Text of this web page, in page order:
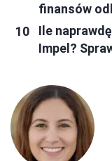
finansów
Ile
Impel?